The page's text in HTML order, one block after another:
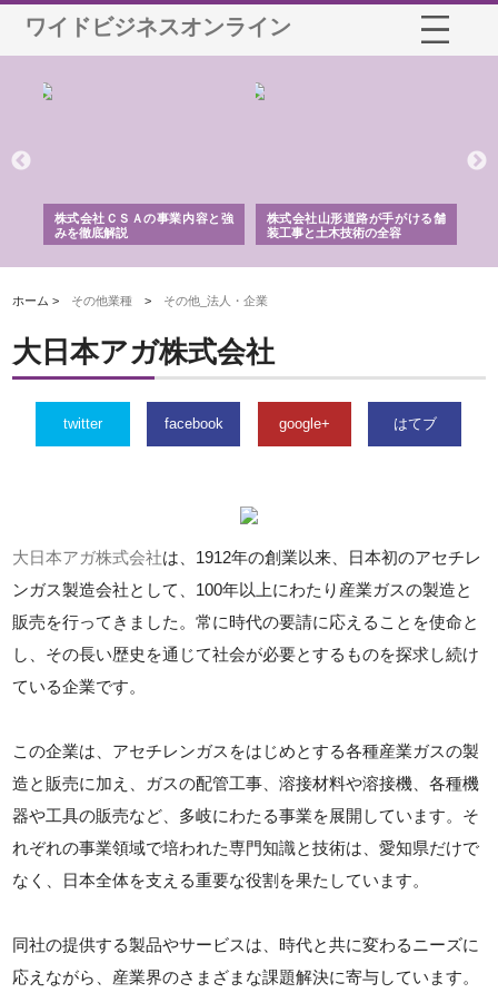
ワイドビジネスオンライン
株式会社ＣＳＡの事業内容と強
みを徹底解説
株式会社山形道路が手がける舗
装工事と土木技術の全容
ホーム > その他業種 > その他_法人・企業
大日本アガ株式会社
twitter facebook google+ はてブ
大日本アガ株式会社は、1912年の創業以来、日本初のアセチレ
ンガス製造会社として、100年以上にわたり産業ガスの製造と
販売を行ってきました。常に時代の要請に応えることを使命と
し、その長い歴史を通じて社会が必要とするものを探求し続け
ている企業です。
この企業は、アセチレンガスをはじめとする各種産業ガスの製
造と販売に加え、ガスの配管工事、溶接材料や溶接機、各種機
器や工具の販売など、多岐にわたる事業を展開しています。そ
れぞれの事業領域で培われた専門知識と技術は、愛知県だけで
なく、日本全体を支える重要な役割を果たしています。
同社の提供する製品やサービスは、時代と共に変わるニーズに
応えながら、産業界のさまざまな課題解決に寄与しています。